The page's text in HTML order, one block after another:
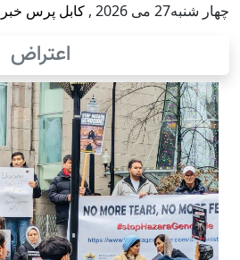
چهار شنبه27 می 2026 , کابل پرس
اعتراض